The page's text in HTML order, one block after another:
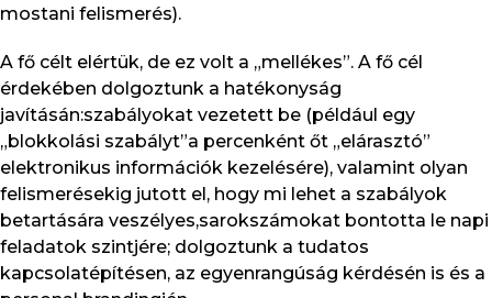
mostani felismerés).
A fő célt elértük, de ez volt a „mellékes”. A fő cél
érdekében dolgoztunk a hatékonyság
javításán:szabályokat vezetett be (például egy
„blokkolási szabályt”a percenként őt „elárasztó”
elektronikus információk kezelésére), valamint olyan
felismerésekig jutott el, hogy mi lehet a szabályok
betartására veszélyes,sarokszámokat bontotta le napi
feladatok szintjére; dolgoztunk a tudatos
kapcsolatépítésen, az egyenrangúság kérdésén is és a